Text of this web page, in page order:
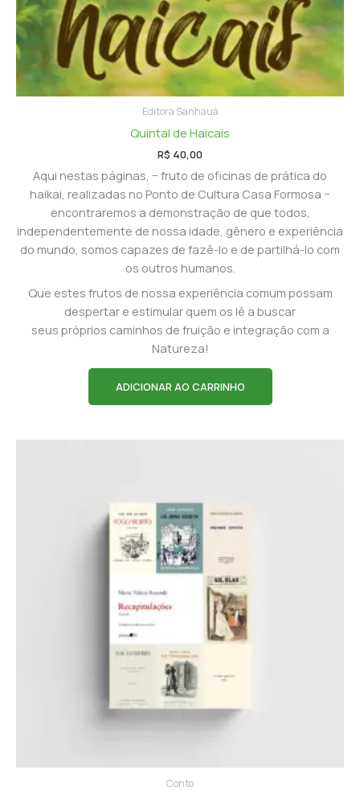
Editora Sanhauá
Quintal de Haicais
R$ 40,00
Aqui nestas páginas, − fruto de oficinas de prática do
haikai, realizadas no Ponto de Cultura Casa Formosa −
encontraremos a demonstração de que todos,
independentemente de nossa idade, gênero e experiência
do mundo, somos capazes de fazê-lo e de partilhá-lo com
os outros humanos.
Que estes frutos de nossa experiência comum possam
despertar e estimular quem os lê a buscar
seus próprios caminhos de fruição e integração com a
Natureza!
ADICIONAR AO CARRINHO
Conto